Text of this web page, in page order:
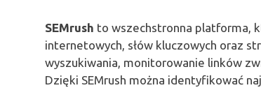
SEMrush to wszechstronna platforma,
internetowych, słów kluczowych oraz
wyszukiwania, monitorowanie linków
Dzięki SEMrush można identyfikować